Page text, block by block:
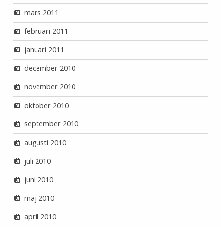
mars 2011
februari 2011
januari 2011
december 2010
november 2010
oktober 2010
september 2010
augusti 2010
juli 2010
juni 2010
maj 2010
april 2010